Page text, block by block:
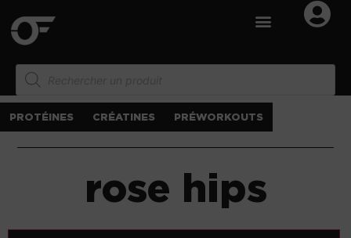
PROTÉINES CRÉATINES PRÉWORKOUTS
rose hips